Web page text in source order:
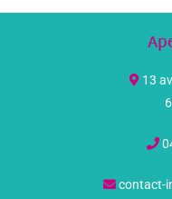
13
contact-